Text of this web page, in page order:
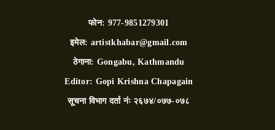
फोन: 977-9851279301
इमेल: artistkhabar@gmail.com
ठेगाना: Gongabu, Kathmandu
Editor: Gopi Krishna Chapagain
सूचना विभाग दर्ता नंः २६७४/०७७-०७८